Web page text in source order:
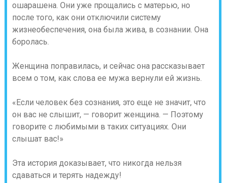
ошарашена. Они уже прощались с матерью, но
после того, как они отключили систему
жизнеобеспечения, она была жива, в сознании. Она
боролась.
Женщина поправилась, и сейчас она рассказывает
всем о том, как слова ее мужа вернули ей жизнь.
«Если человек без сознания, это еще не значит, что
он вас не слышит, — говорит женщина. — Поэтому
говорите с любимыми в таких ситуациях. Они
слышат вас!»
Эта история доказывает, что никогда нельзя
сдаваться и терять надежду!